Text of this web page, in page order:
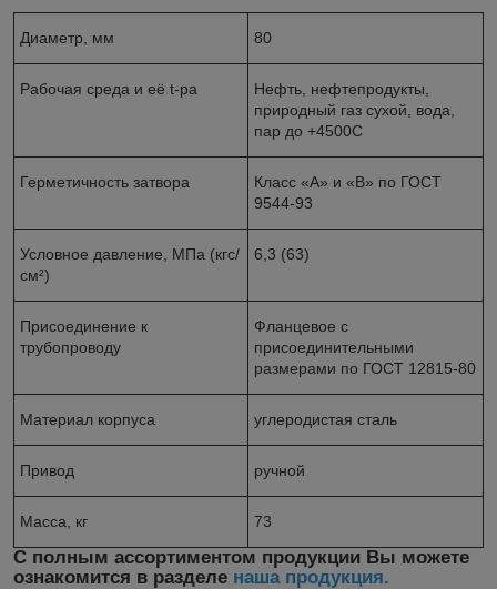
Диаметр, мм 80
Рабочая среда и её t-ра
Нефть, нефтепродукты,
природный газ сухой, вода,
пар до +4500С
Герметичность затвора
Класс «А» и «В» по ГОСТ
9544-93
Условное давление, МПа (кгс/
см²)
6,3 (63)
Присоединение к
трубопроводу
Фланцевое с
присоединительными
размерами по ГОСТ 12815-80
Материал корпуса углеродистая сталь
Привод ручной
Масса, кг 73
С полным ассортиментом продукции Вы можете
ознакомится в разделе наша продукция.